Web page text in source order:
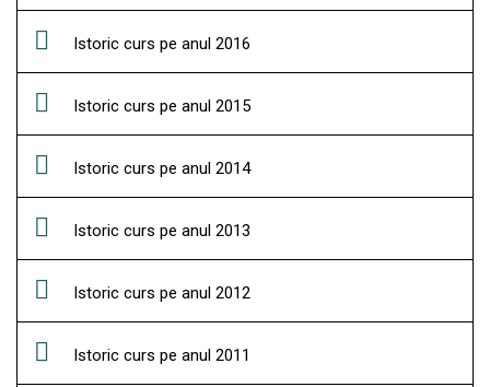
Istoric curs pe anul 2016
Istoric curs pe anul 2015
Istoric curs pe anul 2014
Istoric curs pe anul 2013
Istoric curs pe anul 2012
Istoric curs pe anul 2011